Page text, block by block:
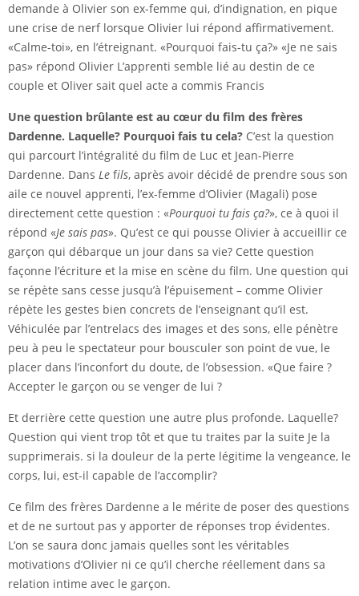
demande à Olivier son ex-femme qui, d’indignation, en pique
une crise de nerf lorsque Olivier lui répond affirmativement.
«Calme-toi», en l’étreignant. «Pourquoi fais-tu ça?» «Je ne sais
pas» répond Olivier L’apprenti semble lié au destin de ce
couple et Oliver sait quel acte a commis Francis
Une question brûlante est au cœur du film des frères
Dardenne. Laquelle? Pourquoi fais tu cela? C’est la question
qui parcourt l’intégralité du film de Luc et Jean-Pierre
Dardenne. Dans Le fils, après avoir décidé de prendre sous son
aile ce nouvel apprenti, l’ex-femme d’Olivier (Magali) pose
directement cette question : «Pourquoi tu fais ça?», ce à quoi il
répond «Je sais pas». Qu’est ce qui pousse Olivier à accueillir ce
garçon qui débarque un jour dans sa vie? Cette question
façonne l’écriture et la mise en scène du film. Une question qui
se répète sans cesse jusqu’à l’épuisement – comme Olivier
répète les gestes bien concrets de l’enseignant qu’il est.
Véhiculée par l’entrelacs des images et des sons, elle pénètre
peu à peu le spectateur pour bousculer son point de vue, le
placer dans l’inconfort du doute, de l’obsession. «Que faire ?
Accepter le garçon ou se venger de lui ?
Et derrière cette question une autre plus profonde. Laquelle?
Question qui vient trop tôt et que tu traites par la suite Je la
supprimerais. si la douleur de la perte légitime la vengeance, le
corps, lui, est-il capable de l’accomplir?
Ce film des frères Dardenne a le mérite de poser des questions
et de ne surtout pas y apporter de réponses trop évidentes.
L’on se saura donc jamais quelles sont les véritables
motivations d’Olivier ni ce qu’il cherche réellement dans sa
relation intime avec le garçon.